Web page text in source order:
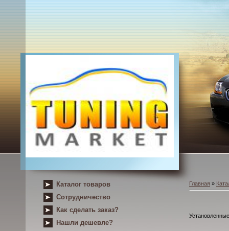
Каталог товаров
Сотрудничество
Как сделать заказ?
Нашли дешевле?
Главная »